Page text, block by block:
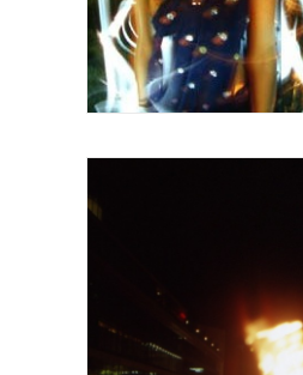
YANN TOMA "Shruti" / flux
120 x120 cm Courtesy
Dorfman, Paris.